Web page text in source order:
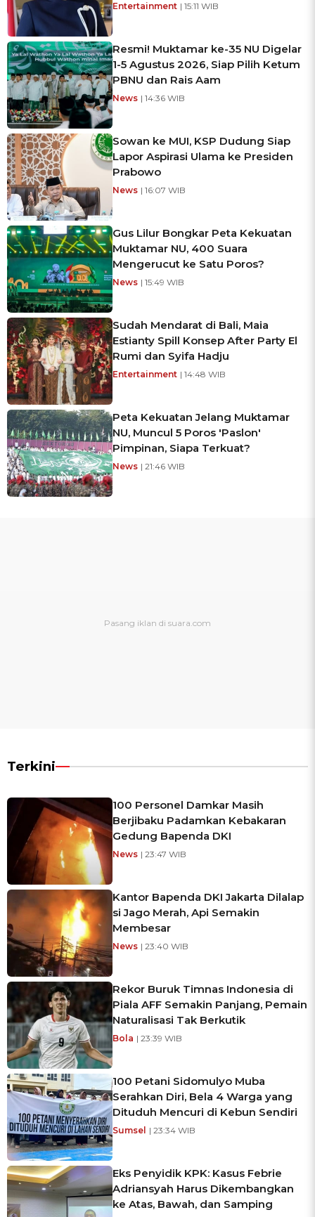
Entertainment | 15:11 WIB
Resmi! Muktamar ke-35 NU Digelar
1-5 Agustus 2026, Siap Pilih Ketum
PBNU dan Rais Aam
News | 14:36 WIB
Sowan ke MUI, KSP Dudung Siap
Lapor Aspirasi Ulama ke Presiden
Prabowo
News | 16:07 WIB
Gus Lilur Bongkar Peta Kekuatan
Muktamar NU, 400 Suara
Mengerucut ke Satu Poros?
News | 15:49 WIB
Sudah Mendarat di Bali, Maia
Estianty Spill Konsep After Party El
Rumi dan Syifa Hadju
Entertainment | 14:48 WIB
Peta Kekuatan Jelang Muktamar
NU, Muncul 5 Poros 'Paslon'
Pimpinan, Siapa Terkuat?
News | 21:46 WIB
Terkini
100 Personel Damkar Masih
Berjibaku Padamkan Kebakaran
Gedung Bapenda DKI
News | 23:47 WIB
Kantor Bapenda DKI Jakarta Dilalap
si Jago Merah, Api Semakin
Membesar
News | 23:40 WIB
Rekor Buruk Timnas Indonesia di
Piala AFF Semakin Panjang, Pemain
Naturalisasi Tak Berkutik
Bola | 23:39 WIB
100 Petani Sidomulyo Muba
Serahkan Diri, Bela 4 Warga yang
Dituduh Mencuri di Kebun Sendiri
Sumsel | 23:34 WIB
Eks Penyidik KPK: Kasus Febrie
Adriansyah Harus Dikembangkan
ke Atas, Bawah, dan Samping